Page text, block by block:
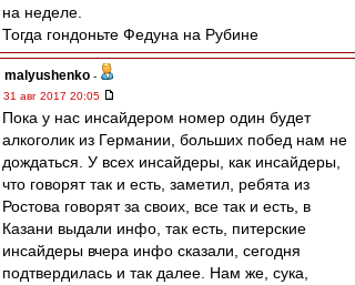
на неделе.
Тогда гондоньте Федуна на Рубине
malyushenko -
31 авг 2017 20:05
Пока у нас инсайдером номер один будет
алкоголик из Германии, больших побед нам не
дождаться. У всех инсайдеры, как инсайдеры,
что говорят так и есть, заметил, ребята из
Ростова говорят за своих, все так и есть, в
Казани выдали инфо, так есть, питерские
инсайдеры вчера инфо сказали, сегодня
подтвердилась и так далее. Нам же, сука,